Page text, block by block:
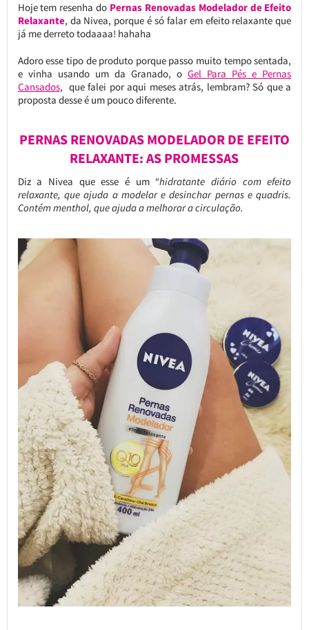
Hoje tem resenha do Pernas Renovadas Modelador de Efeito
Relaxante, da Nivea, porque é só falar em efeito relaxante que
já me derreto todaaaa! hahaha
Adoro esse tipo de produto porque passo muito tempo sentada,
e vinha usando um da Granado, oGel Para Pés e Pernas
Cansados, que falei por aqui meses atrás, lembram? Só que a
proposta desse é um pouco diferente.
PERNAS RENOVADAS MODELADOR DE EFEITO
RELAXANTE: AS PROMESSAS
Diz a Nivea que esse é um “hidratante diário com efeito
relaxante, que ajuda a modelar e desinchar pernas e quadris.
Contém menthol, que ajuda a melhorar a circulação.